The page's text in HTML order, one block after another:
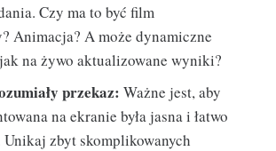
Czy ma to być film
Animacja? A może dynamiczne
na żywo aktualizowane wyniki?
przekaz: Ważne jest, aby
na ekranie była jasna i łatwo
Unikaj zbyt skomplikowanych